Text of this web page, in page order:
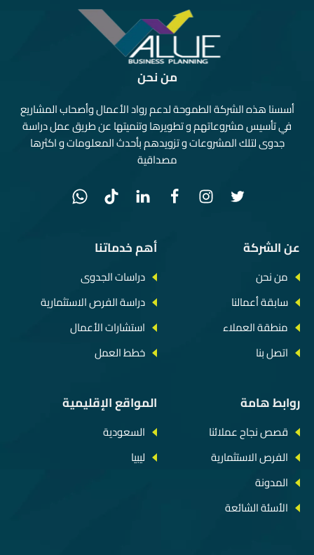
من نحن
أسسنا هذه الشركة الطموحة لدعم رواد الأعمال وأصحاب المشاريع
في تأسيس مشروعاتهم و تطويرها وتنميتها عن طريق عمل دراسة
جدوى لتلك المشروعات و تزويدهم بأحدث المعلومات و اكثرها
مصداقية
عن الشركة
من نحن
سابقة أعمالنا
منطقة العملاء
اتصل بنا
أهم خدماتنا
دراسات الجدوى
دراسة الفرص الاستثمارية
استشارات الأعمال
خطط العمل
روابط هامة
قصص نجاح عملائنا
الفرص الاستثمارية
المدونة
الأسئة الشائعة
المواقع الإقليمية
السعودية
ليبيا